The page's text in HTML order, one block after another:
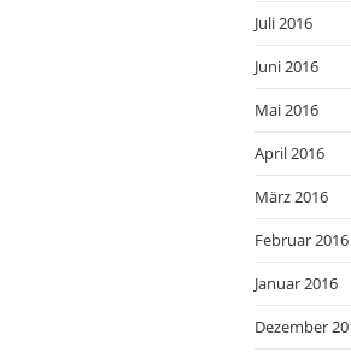
Juli 2016
Juni 2016
Mai 2016
April 2016
März 2016
Februar 2016
Januar 2016
Dezember